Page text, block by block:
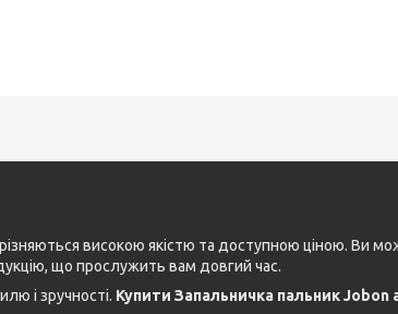
високою якістю та доступною ціною. Ви
що прослужить вам довгий час.
і зручності. Купити Запальничка пальник Jobon